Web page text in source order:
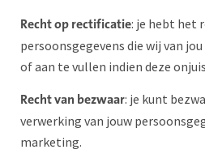
Recht op rectificatie: je hebt het
persoonsgegevens die wij van
of aan te vullen indien deze
Recht van bezwaar: je kunt
verwerking van jouw
marketing.